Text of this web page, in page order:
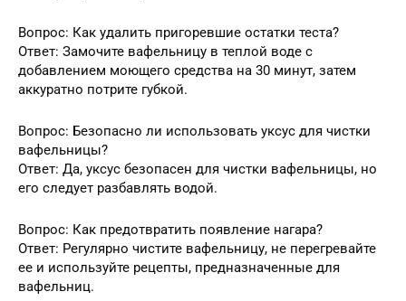
Вопрос: Как удалить пригоревшие остатки теста?
Ответ: Замочите вафельницу в теплой воде с
добавлением моющего средства на 30 минут, затем
аккуратно потрите губкой.
Вопрос: Безопасно ли использовать уксус для чистки
вафельницы?
Ответ: Да, уксус безопасен для чистки вафельницы, но
его следует разбавлять водой.
Вопрос: Как предотвратить появление нагара?
Ответ: Регулярно чистите вафельницу, не перегревайте
ее и используйте рецепты, предназначенные для
вафельниц.